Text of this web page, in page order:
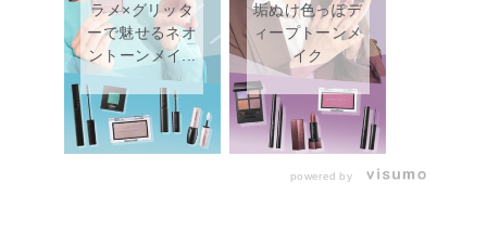
ラメ×グリッタ
ーで魅せるネオ
ントーンメイ...
垢ぬけ色っぽデ
ィープトーンメ
イク
powered by